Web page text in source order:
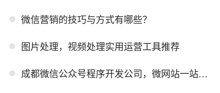
微信营销的技巧与方式有哪些？
图片处理，视频处理实用运营工具推荐
成都微信公众号程序开发公司，微网站一站服务